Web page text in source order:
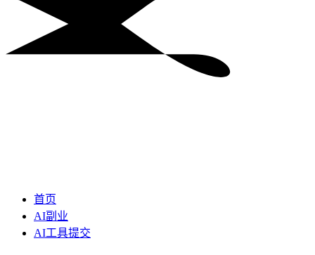
首页
AI副业
AI工具提交